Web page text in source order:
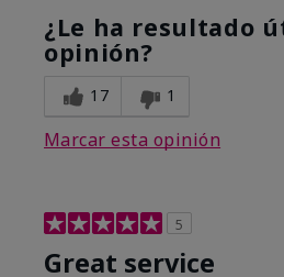
¿Le ha resultado
opinión?
17 1
Marcar esta opinión
5
Great service